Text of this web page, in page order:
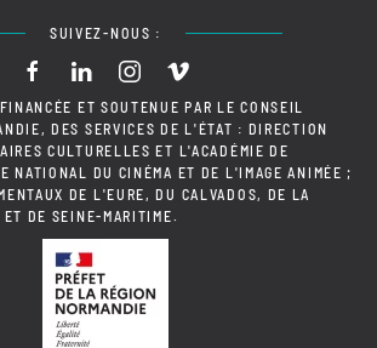
SUIVEZ-NOUS :
ET SOUTENUE PAR LE CONSEIL
DES SERVICES DE L'ÉTAT : DIRECTION
CULTURELLES ET L'ACADÉMIE DE
NATIONAL DU CINÉMA ET DE L'IMAGE ANIMÉE ;
DE L'EURE, DU CALVADOS, DE LA
DE SEINE-MARITIME.